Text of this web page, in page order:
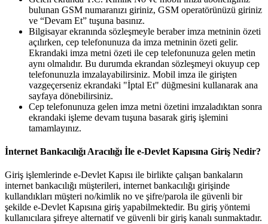
bulunan GSM numaranızı giriniz, GSM operatörünüzü giriniz
ve “Devam Et” tuşuna basınız.
Bilgisayar ekranında sözleşmeyle beraber imza metninin özeti
açılırken, cep telefonunuza da imza metninin özeti gelir.
Ekrandaki imza metni özeti ile cep telefonunuza gelen metin
aynı olmalıdır. Bu durumda ekrandan sözleşmeyi okuyup cep
telefonunuzla imzalayabilirsiniz. Mobil imza ile girişten
vazgeçerseniz ekrandaki "İptal Et" düğmesini kullanarak ana
sayfaya dönebilirsiniz.
Cep telefonunuza gelen imza metni özetini imzaladıktan sonra
ekrandaki işleme devam tuşuna basarak giriş işlemini
tamamlayınız.
İnternet Bankacılığı Aracılığı İle e-Devlet Kapısına Giriş Nedir?
Giriş işlemlerinde e-Devlet Kapısı ile birlikte çalışan bankaların
internet bankacılığı müşterileri, internet bankacılığı girişinde
kullandıkları müşteri no/kimlik no ve şifre/parola ile güvenli bir
şekilde e-Devlet Kapısına giriş yapabilmektedir. Bu giriş yöntemi
kullanıcılara şifreye alternatif ve güvenli bir giriş kanalı sunmaktadır.